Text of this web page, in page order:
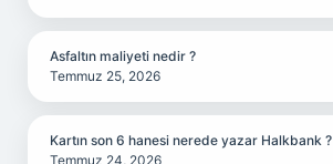
Asfaltın maliyeti nedir ?
Temmuz 25, 2026
Kartın son 6 hanesi nerede yazar Halkbank ?
Temmuz 24, 2026